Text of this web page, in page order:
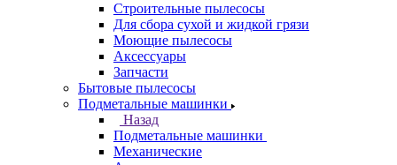
Строительные пылесосы
Для сбора сухой и жидкой грязи
Моющие пылесосы
Аксессуары
Запчасти
Бытовые пылесосы
Подметальные машинки
Назад
Подметальные машинки
Механические